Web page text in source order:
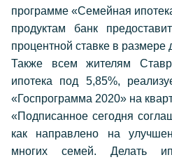
программе «Семейная
продуктам банк
процентной ставке в размере
Также всем жителям
ипотека под 5,85%,
«Госпрограмма 2020» на
«Подписанное сегодня
как направлено на
многих семей. Делать